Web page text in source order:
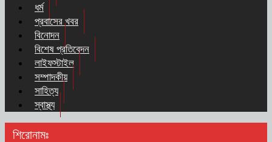
ধর্ম
প্রবাসের খবর
বিনোদন
বিশেষ প্রতিবেদন
লাইফস্টাইল
সম্পাদকীয়
সাহিত্য
স্বাস্থ্য
শিরোনামঃ